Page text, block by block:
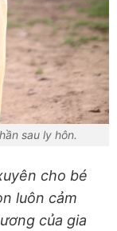
sau ly hôn.
cho bé
luôn cảm
của gia